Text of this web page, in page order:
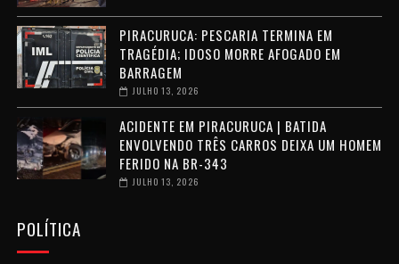
PIRACURUCA: PESCARIA TERMINA EM
TRAGÉDIA; IDOSO MORRE AFOGADO EM
BARRAGEM
JULHO 13, 2026
ACIDENTE EM PIRACURUCA | BATIDA
ENVOLVENDO TRÊS CARROS DEIXA UM HOMEM
FERIDO NA BR-343
JULHO 13, 2026
POLÍTICA